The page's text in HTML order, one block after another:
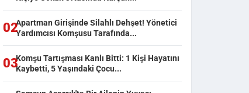
02Apartman Girişinde Silahlı Dehşet! Yönetici
Yardımcısı Komşusu Tarafında...
03Komşu Tartışması Kanlı Bitti: 1 Kişi Hayatını
Kaybetti, 5 Yaşındaki Çocu...